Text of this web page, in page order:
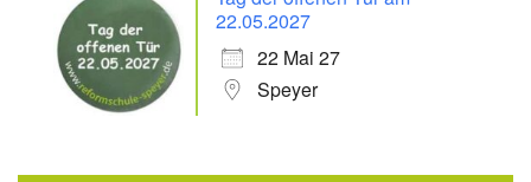
22.05.2027
22 Mai 27
Speyer